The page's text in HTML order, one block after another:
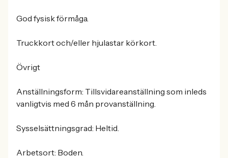
God fysisk förmåga.
Truckkort och/eller hjulastar körkort.
Övrigt
Anställningsform: Tillsvidareanställning som inleds
vanligtvis med 6 mån provanställning.
Sysselsättningsgrad: Heltid.
Arbetsort: Boden.